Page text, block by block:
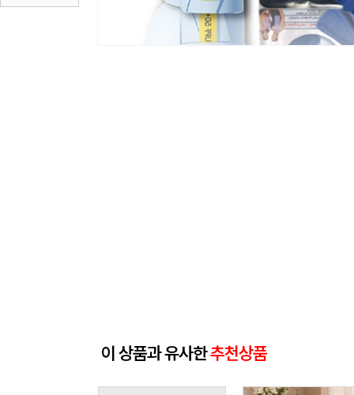
이 상품과 유사한추천상품